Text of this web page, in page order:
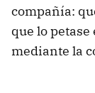
compañía:
que lo
mediante la